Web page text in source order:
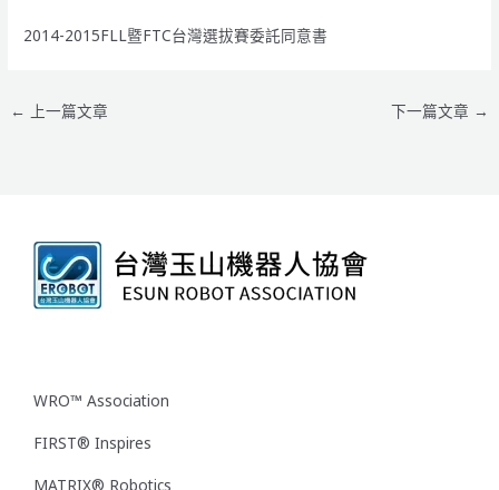
2014-2015FLL暨FTC台灣選拔賽委託同意書
← 上一篇文章 下一篇文章 →
WRO™ Association
FIRST® Inspires
MATRIX® Robotics